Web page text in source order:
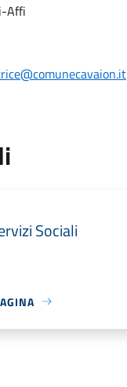
Affi
Sociali